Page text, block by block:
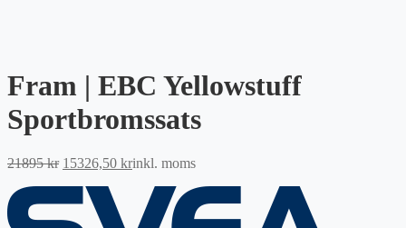
Fram | EBC Yellowstuff
Sportbromssats
21895kr Det
priset
15326,50 krDet
priset
är:
inkl. moms